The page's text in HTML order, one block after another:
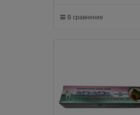
В сравнение